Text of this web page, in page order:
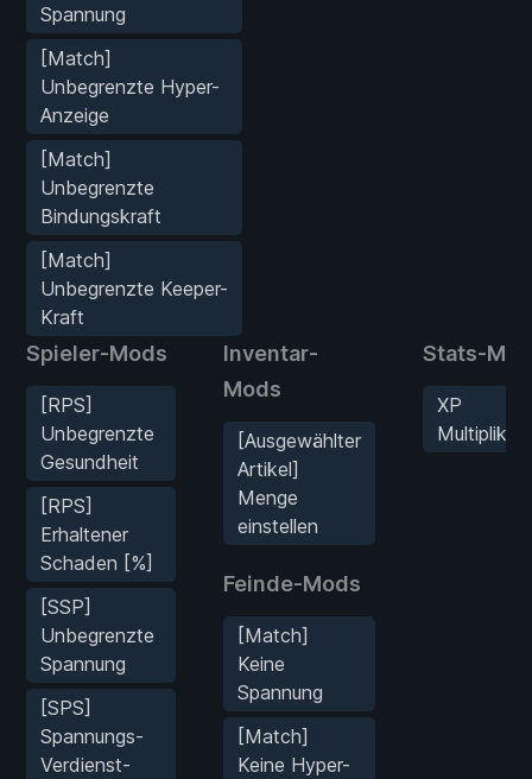
Spannung
[Match]
Unbegrenzte Hyper-
Anzeige
[Match]
Unbegrenzte
Bindungskraft
[Match]
Unbegrenzte Keeper-
Kraft
Spieler-Mods
[RPS]
Unbegrenzte
Gesundheit
[RPS]
Erhaltener
Schaden [%]
[SSP]
Unbegrenzte
Spannung
[SPS]
Spannungs-
Verdienst-
Inventar-
Mods
[Ausgewählter
Artikel]
Menge
einstellen
Feinde-Mods
[Match]
Keine
Spannung
[Match]
Keine Hyper-
Stats-
XP